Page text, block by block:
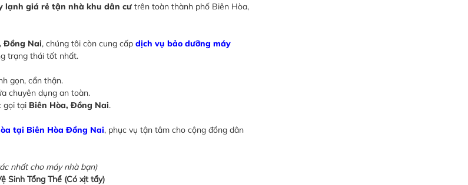
lạnh giá rẻ tận nhà khu dân cưtrên toàn thành phố Biên Hòa,
Đồng Nai, chúng tôi còn cung cấp dịch vụ bảo dưỡng máy
trạng thái tốt nhất.
gọn, cẩn thận.
chuyên dụng an toàn.
gọi tại Biên Hòa, Đồng Nai.
tại Biên Hòa Đồng Nai, phục vụ tận tâm cho cộng đồng dân
nhất cho máy nhà bạn)
Sinh Tổng Thể (Có xịt tẩy)